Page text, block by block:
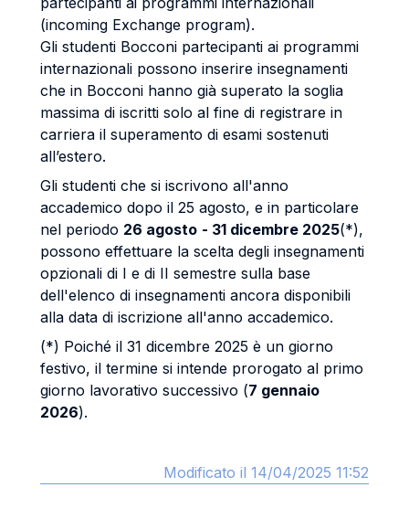
(incoming Exchange program).
Gli studenti Bocconi partecipanti ai programmi
internazionali possono inserire insegnamenti
che in Bocconi hanno già superato la soglia
massima di iscritti solo al fine di registrare in
carriera il superamento di esami sostenuti
all’estero.
Gli studenti che si iscrivono all'anno
accademico dopo il 25 agosto, e in particolare
nel periodo 26 agosto - 31 dicembre 2025(*),
possono effettuare la scelta degli insegnamenti
opzionali di I e di II semestre sulla base
dell'elenco di insegnamenti ancora disponibili
alla data di iscrizione all'anno accademico.
(*) Poiché il 31 dicembre 2025 è un giorno
festivo, il termine si intende prorogato al primo
giorno lavorativo successivo (7 gennaio
2026).
Modificato il 14/04/2025 11:52